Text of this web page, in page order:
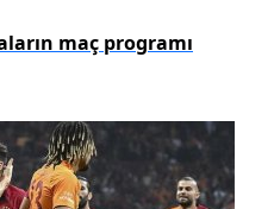
maç programı